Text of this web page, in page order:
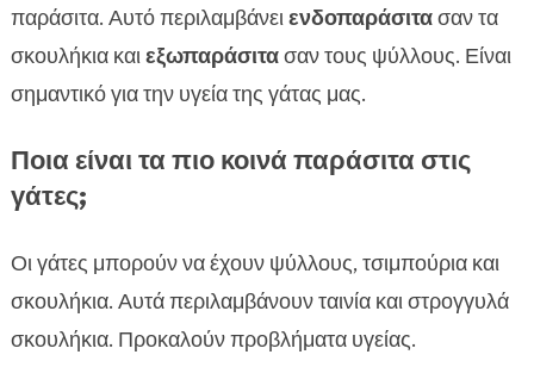
παράσιτα. Αυτό περιλαμβάνειενδοπαράσιτασαν τα
σκουλήκια καιεξωπαράσιτασαν τους ψύλλους. Είναι
σημαντικό για την υγεία της γάτας μας.
Ποια είναι τα πιο κοινά παράσιτα στις
γάτες;
Οι γάτες μπορούν να έχουν ψύλλους, τσιμπούρια και
σκουλήκια. Αυτά περιλαμβάνουν ταινία και στρογγυλά
σκουλήκια. Προκαλούν προβλήματα υγείας.